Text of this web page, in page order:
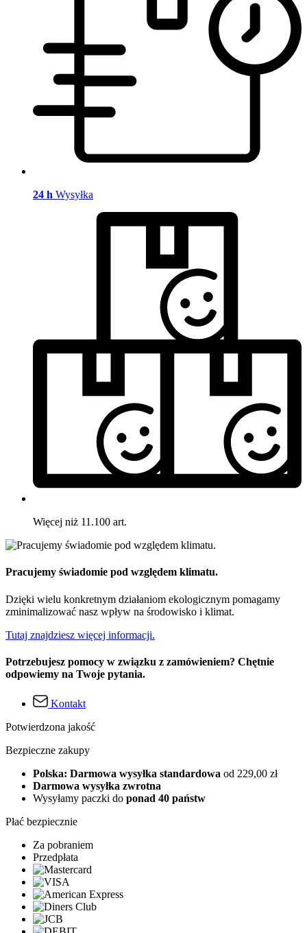
24 h Wysyłka
Więcej niż 11.100 art.
Pracujemy świadomie pod względem klimatu.
Dzięki wielu konkretnym działaniom ekologicznym pomagamy
zminimalizować nasz wpływ na środowisko i klimat.
Tutaj znajdziesz więcej informacji.
Potrzebujesz pomocy w związku z zamówieniem? Chętnie
odpowiemy na Twoje pytania.
Kontakt
Potwierdzona jakość
Bezpieczne zakupy
Polska: Darmowa wysyłka standardowa od 229,00 zł
Darmowa wysyłka zwrotna
Wysyłamy paczki do ponad 40 państw
Płać bezpiecznie
Za pobraniem
Przedpłata